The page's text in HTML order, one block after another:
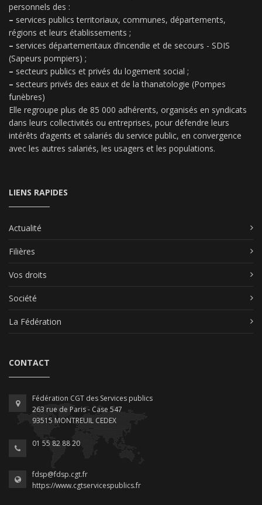
personnels des :
– services publics territoriaux, communes, départements,
régions et leurs établissements ;
– services départementaux d’incendie et de secours - SDIS
(Sapeurs pompiers) ;
– secteurs publics et privés du logement social ;
– secteurs privés des eaux et de la thanatologie (Pompes
funèbres)
Elle regroupe plus de 85 000 adhérents, organisés en syndicats
dans leurs collectivités ou entreprises, pour défendre leurs
intérêts d’agents et salariés du service public, en convergence
avec les autres salariés, les usagers et les populations.
LIENS RAPIDES
Actualité
Filières
Vos droits
Société
La Fédération
CONTACT
Fédération CGT des Services publics
263 rue de Paris - Case 547
93515 MONTREUIL CEDEX
01 55 82 88 20
fdsp@fdsp.cgt.fr
https://www.cgtservicespublics.fr